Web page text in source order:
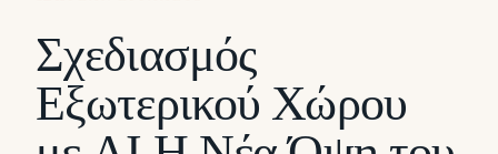
Σχεδιασμός
Εξωτερικού Χώρου